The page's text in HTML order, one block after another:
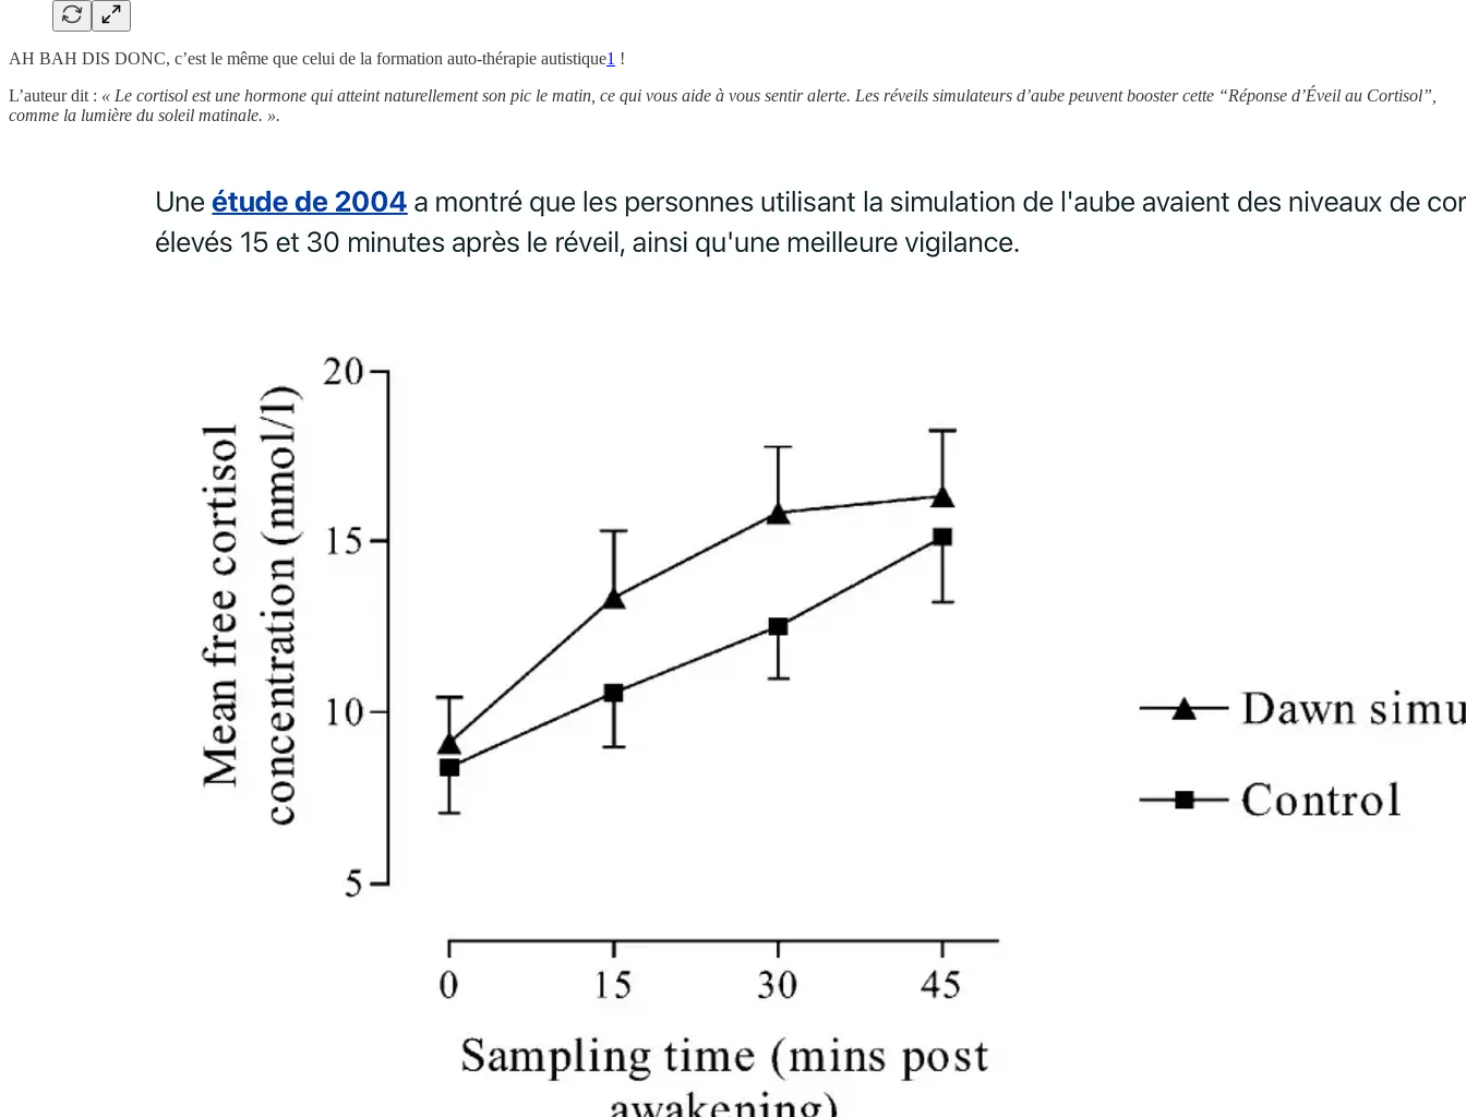
AH BAH DIS DONC, c’est le même que celui de la formation auto-thérapie autistique1 !
L’auteur dit : « Le cortisol est une hormone qui atteint naturellement son pic le matin, ce qui vous aide à vous sentir alerte. Les réveils simulateurs d’aube peuvent booster cette “Réponse d’Éveil au Cortisol”,
comme la lumière du soleil matinale. ».